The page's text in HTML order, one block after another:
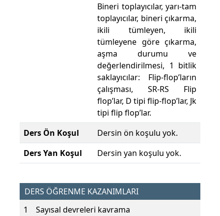
Bineri toplayıcılar, yarı-tam
toplayıcılar, bineri çıkarma,
ikili tümleyen, ikili
tümleyene göre çıkarma,
aşma durumu ve
değerlendirilmesi, 1 bitlik
saklayıcılar: Flip-flop’ların
çalışması, SR-RS Flip
flop’lar, D tipi flip-flop’lar, Jk
tipi flip flop’lar.
Ders Ön Koşul
Dersin ön koşulu yok.
Ders Yan Koşul
Dersin yan koşulu yok.
DERS ÖĞRENME KAZANIMLARI
1
Sayısal devreleri kavrama